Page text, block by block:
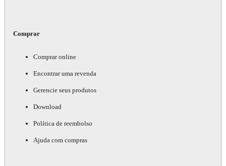
Comprar
Comprar online
Encontrar uma revenda
Gerencie seus produtos
Download
Política de reembolso
Ajuda com compras